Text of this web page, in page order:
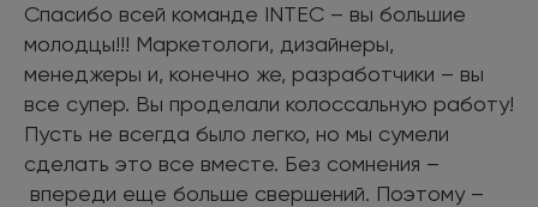
Спасибо всей команде INTEC – вы большие
молодцы!!! Маркетологи, дизайнеры,
менеджеры и, конечно же, разработчики – вы
все супер. Вы проделали колоссальную работу!
Пусть не всегда было легко, но мы сумели
сделать это все вместе. Без сомнения –
впереди еще больше свершений. Поэтому –